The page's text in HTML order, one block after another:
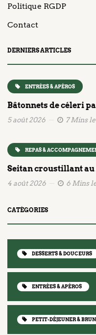
Politique RGDP
Contact
DERNIERS ARTICLES
ENTRÉES & APÉROS
Bâtonnets de céleri
5 août 2026 7 Mins
REPAS &
Seitan croustillant
4 août 2026 6 Mins
CATÉGORIES
DESSERTS & DOUCEURS
ENTRÉES & APÉROS
PETIT-DÉJEUNER &